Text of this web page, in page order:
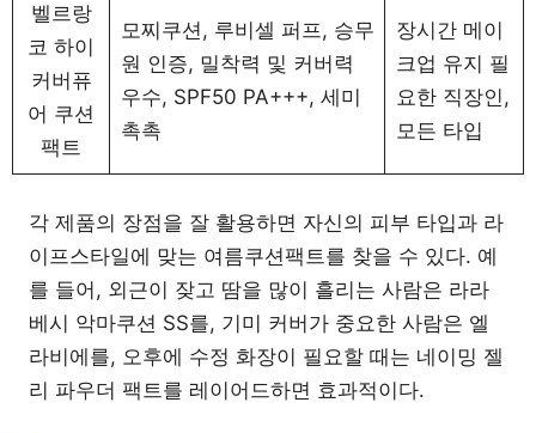
벨르랑
코 하이
커버퓨
어 쿠션
팩트
모찌쿠션, 루비셀 퍼프, 승무
원 인증, 밀착력 및 커버력
우수, SPF50 PA+++, 세미
촉촉
장시간 메이
크업 유지 필
요한 직장인,
모든 타입
각 제품의 장점을 잘 활용하면 자신의 피부 타입과 라
이프스타일에 맞는 여름쿠션팩트를 찾을 수 있다. 예
를 들어, 외근이 잦고 땀을 많이 흘리는 사람은 라라
베시 악마쿠션 SS를, 기미 커버가 중요한 사람은 엘
라비에를, 오후에 수정 화장이 필요할 때는 네이밍 젤
리 파우더 팩트를 레이어드하면 효과적이다.